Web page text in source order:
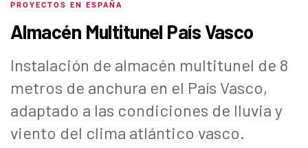
PROYECTOS EN ESPAÑA
Almacén Multitunel País Vasco
Instalación de almacén multitunel de 8
metros de anchura en el País Vasco,
adaptado a las condiciones de lluvia y
viento del clima atlántico vasco.